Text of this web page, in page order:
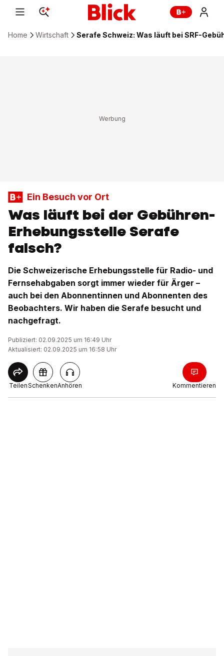
Home Wirtschaft Serafe Schweiz: Was läuft bei SRF-
Ein Besuch vor Ort
Was läuft bei der Gebühren-
Erhebungsstelle Serafe
falsch?
Die Schweizerische Erhebungsstelle für Radio- und
Fernsehabgaben sorgt immer wieder für Ärger –
auch bei den Abonnentinnen und Abonnenten des
Beobachters. Wir haben die Serafe besucht und
nachgefragt.
Publiziert: 02.09.2025 um 16:49 Uhr
Aktualisiert: 02.09.2025 um 16:58 Uhr
TeilenSchenkenAnhören Kommentieren